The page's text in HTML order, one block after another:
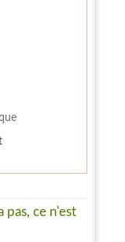
pas, ce n'est
de sortir : A